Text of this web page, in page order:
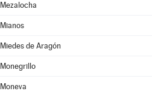
Mezalocha
Mianos
Miedes de Aragón
Monegrillo
Moneva